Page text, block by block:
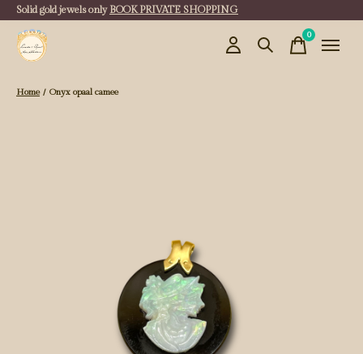
Solid gold jewels only BOOK PRIVATE SHOPPING
0items
Home / Onyx opaal camee